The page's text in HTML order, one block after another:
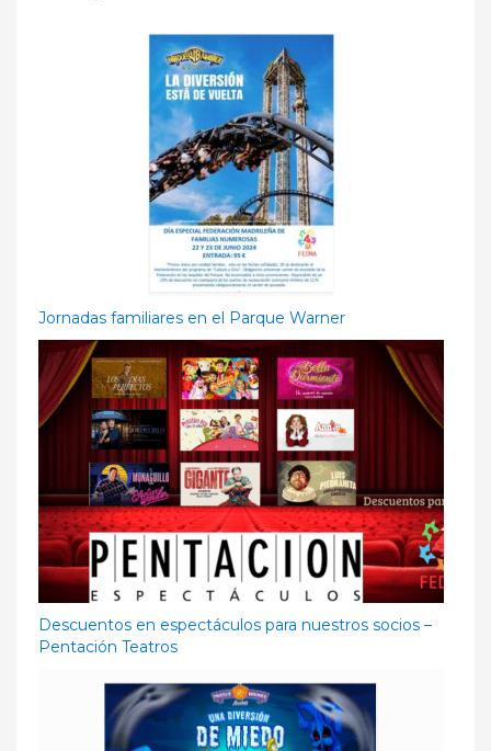
Jornadas familiares en el Parque Warner
Descuentos en espectáculos para nuestros socios –
Pentación Teatros